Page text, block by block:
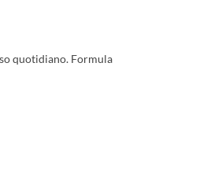
quotidiano. Formula